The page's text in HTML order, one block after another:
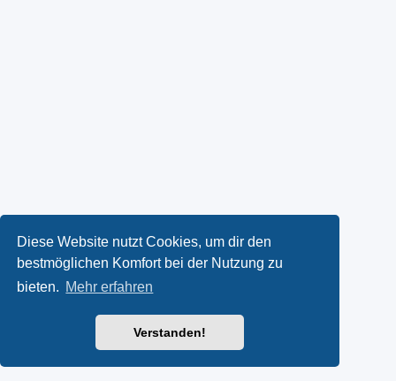
Diese Website nutzt Cookies, um dir den
bestmöglichen Komfort bei der Nutzung zu
bieten. Mehr erfahren
Verstanden!